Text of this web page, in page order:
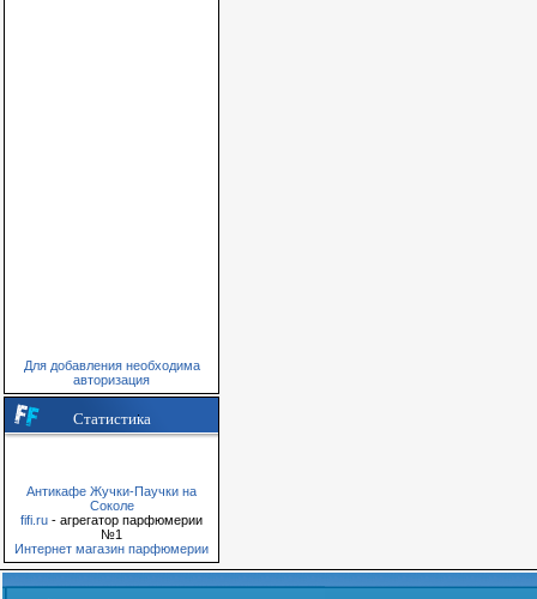
Для добавления необходима
авторизация
Статистика
Антикафе Жучки-Паучки на
Соколе
fifi.ru - агрегатор парфюмерии
№1
Интернет магазин парфюмерии